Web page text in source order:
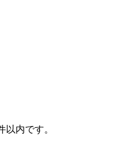
内です。